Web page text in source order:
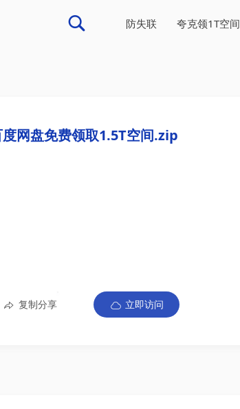
防失联 夸克领1T空间
网盘免费领取1.5T空间.zip
复制分享 立即访问